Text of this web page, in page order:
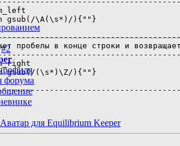
gsub(/\A(\s*)/){""}
пробелы в конце строки и
gsub(/(\s*)\Z/){""}
#2
форума